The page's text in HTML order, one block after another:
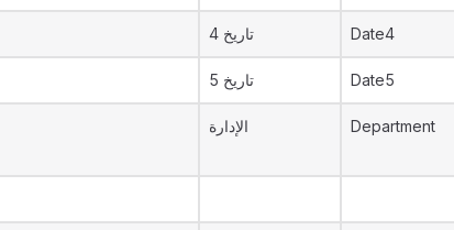
تاريخ 4 Date4
تاريخ 5 Date5
الإدارة Department